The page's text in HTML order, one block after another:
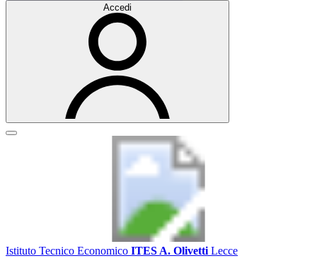
Accedi
Istituto Tecnico Economico ITES A. Olivetti Lecce